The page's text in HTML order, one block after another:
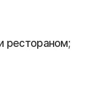
рестораном;